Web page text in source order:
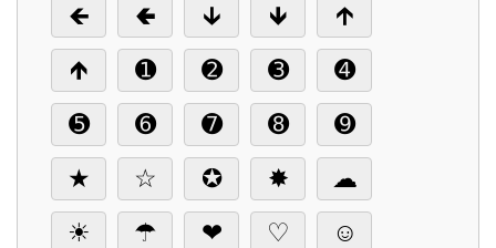
🡸
🢀 🡳 🡻
🡱
🡹
➊ ➋ ➌
➍
➎
➏ ➐ ➑
➒
★
☆ ✪ ✸
☁
☀
☂ ❤ ♡
☺